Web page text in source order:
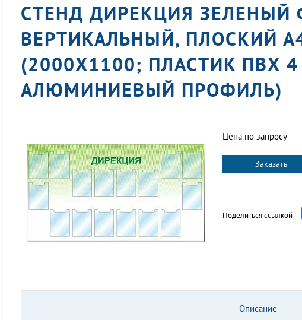
СТЕНД ДИРЕКЦИЯ
ВЕРТИКАЛЬНЫЙ, ПЛОСКИЙ
(2000Х1100; ПЛАСТИК ПВХ
АЛЮМИНИЕВЫЙ ПРОФИЛЬ)
Цена по запросу
Заказать
Поделиться ссылкой
Описание